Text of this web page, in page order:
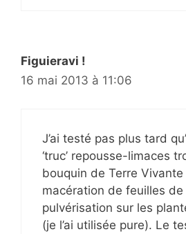
Figuieravi !
16 mai 2013 à 11:06
J’ai testé pas plus tard
‘truc’ repousse-limaces
bouquin de Terre Vivante
macération de feuilles de
pulvérisation sur les
(je l’ai utilisée pure). Le